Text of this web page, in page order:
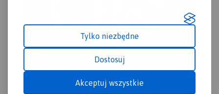
Tylko niezbędne
Dostosuj
Akceptuj wszystkie